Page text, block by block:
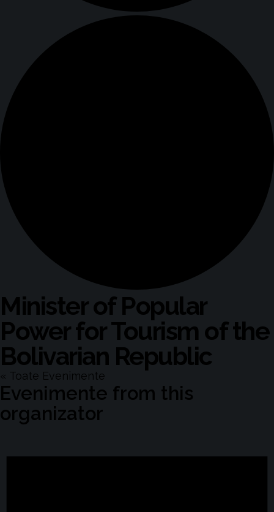
Minister of Popular
Power for Tourism of the
Bolivarian Republic
« Toate Evenimente
Evenimente from this
organizator